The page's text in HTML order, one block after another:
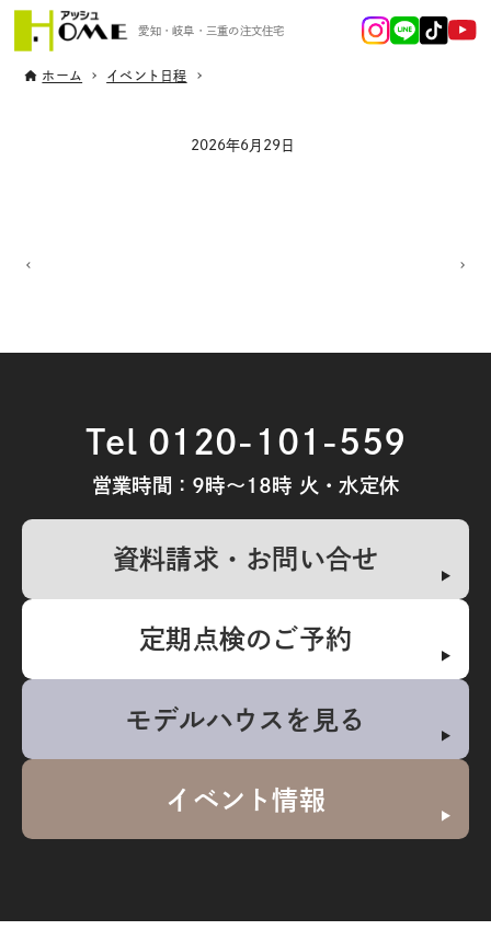
愛知・岐阜・三重の注文住宅
ホーム イベント日程
2026年6月29日
Tel 0120-101-559
営業時間：9時～18時 火・水定休
資料請求・お問い合せ
定期点検のご予約
モデルハウスを見る
イベント情報